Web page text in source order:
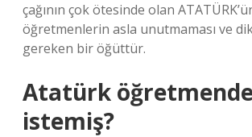
çağının çok ötesinde olan
öğretmenlerin asla unutmaması ve
gereken bir öğüttür.
Atatürk
istemiş?